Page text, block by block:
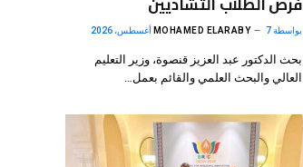
بواسطة MOHAMED ELARABY 7 أغسطس، 2026
بحث الدكتور عبد العزيز قنصوة، وزير التعليم
العالي والبحث العلمي والقائم بعمل…